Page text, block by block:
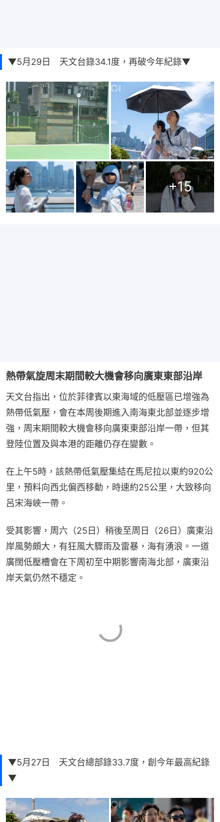
▼5月29日 天文台錄34.1度，再破今年紀錄▼
+15
熱帶氣旋周末期間較大機會移向廣東東部沿岸
天文台指出，位於菲律賓以東海域的低壓區已增強為
熱帶低氣壓，會在本周後期進入南海東北部並逐步增
強，周末期間較大機會移向廣東東部沿岸一帶，但其
登陸位置及與本港的距離仍存在變數。
在上午5時，該熱帶低氣壓集結在馬尼拉以東約920公
里，預料向西北偏西移動，時速約25公里，大致移向
呂宋海峽一帶。
受其影響，周六（25日）稍後至周日（26日）廣東沿
岸風勢頗大，有狂風大驟雨及雷暴，海有湧浪。一道
廣闊低壓槽會在下周初至中期影響南海北部，廣東沿
岸天氣仍然不穩定。
▼5月27日 天文台總部錄33.7度，創今年最高紀錄
▼